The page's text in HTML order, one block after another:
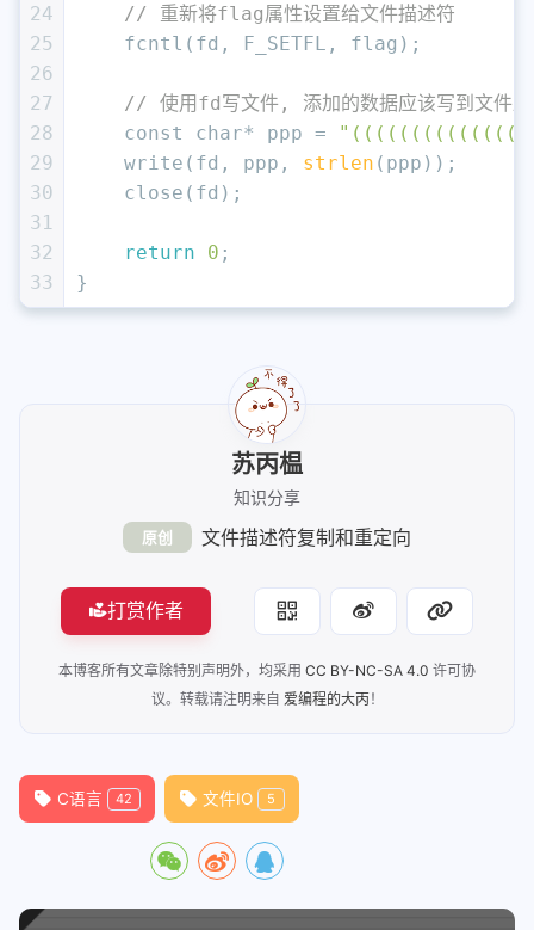
24
25
26
27
28
29
30
31
32
33
// 重新将flag属性设置给文件描述符
    fcntl(fd, F_SETFL, flag);
// 使用fd写文件, 添加的数据应该写到文件尾
const
char* ppp =
    write(fd, ppp,
strlen (ppp));
    close(fd);
return 0 ;
}
苏丙榅
知识分享
原创 文件描述符复制和重定向
打赏作者
本博客所有文章除特别声明外，均采用 CC BY-NC-SA 4.0 许可协
议。转载请注明来自 爱编程的大丙！
C语言 42 文件IO 5